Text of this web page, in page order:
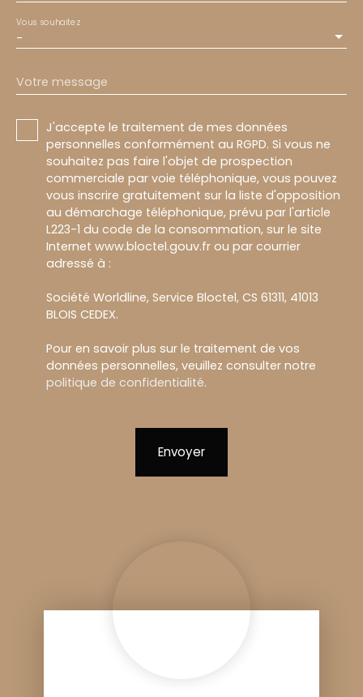
-
Vous souhaitez
Votre message
J'accepte le traitement de mes données
personnelles conformément au RGPD. Si vous ne
souhaitez pas faire l'objet de prospection
commerciale par voie téléphonique, vous pouvez
vous inscrire gratuitement sur la liste d'opposition
au démarchage téléphonique, prévu par l'article
L223-1 du code de la consommation, sur le site
Internet www.bloctel.gouv.fr ou par courrier
adressé à :
Société Worldline, Service Bloctel, CS 61311, 41013
BLOIS CEDEX.
Pour en savoir plus sur le traitement de vos
données personnelles, veuillez consulter notre
politique de confidentialité.
Envoyer